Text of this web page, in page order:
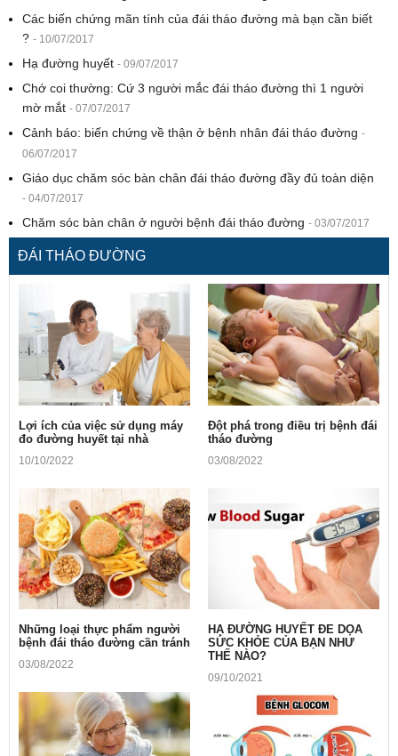
Các biến chứng mãn tính của đái tháo đường mà bạn cần biết
? - 10/07/2017
Hạ đường huyết - 09/07/2017
Chớ coi thường: Cứ 3 người mắc đái tháo đường thì 1 người
mờ mắt - 07/07/2017
Cảnh báo: biến chứng về thận ở bệnh nhân đái tháo đường -
06/07/2017
Giáo dục chăm sóc bàn chân đái tháo đường đầy đủ toàn diện
- 04/07/2017
Chăm sóc bàn chân ở người bệnh đái tháo đường - 03/07/2017
ĐÁI THÁO ĐƯỜNG
Lợi ích của việc sử dụng máy
đo đường huyết tại nhà
10/10/2022
Ðột phá trong điều trị bệnh đái
tháo đường
03/08/2022
Những loại thực phẩm người
bệnh đái tháo đường cần tránh
03/08/2022
HẠ ĐƯỜNG HUYẾT ĐE DỌA
SỨC KHỎE CỦA BẠN NHƯ
THẾ NÀO?
09/10/2021